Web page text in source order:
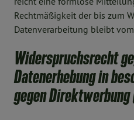
Rechtmäßigkeit der bis zum
Datenverarbeitung bleibt
Widerspruchsrecht
Datenerhebung in
gegen Direktwerbung